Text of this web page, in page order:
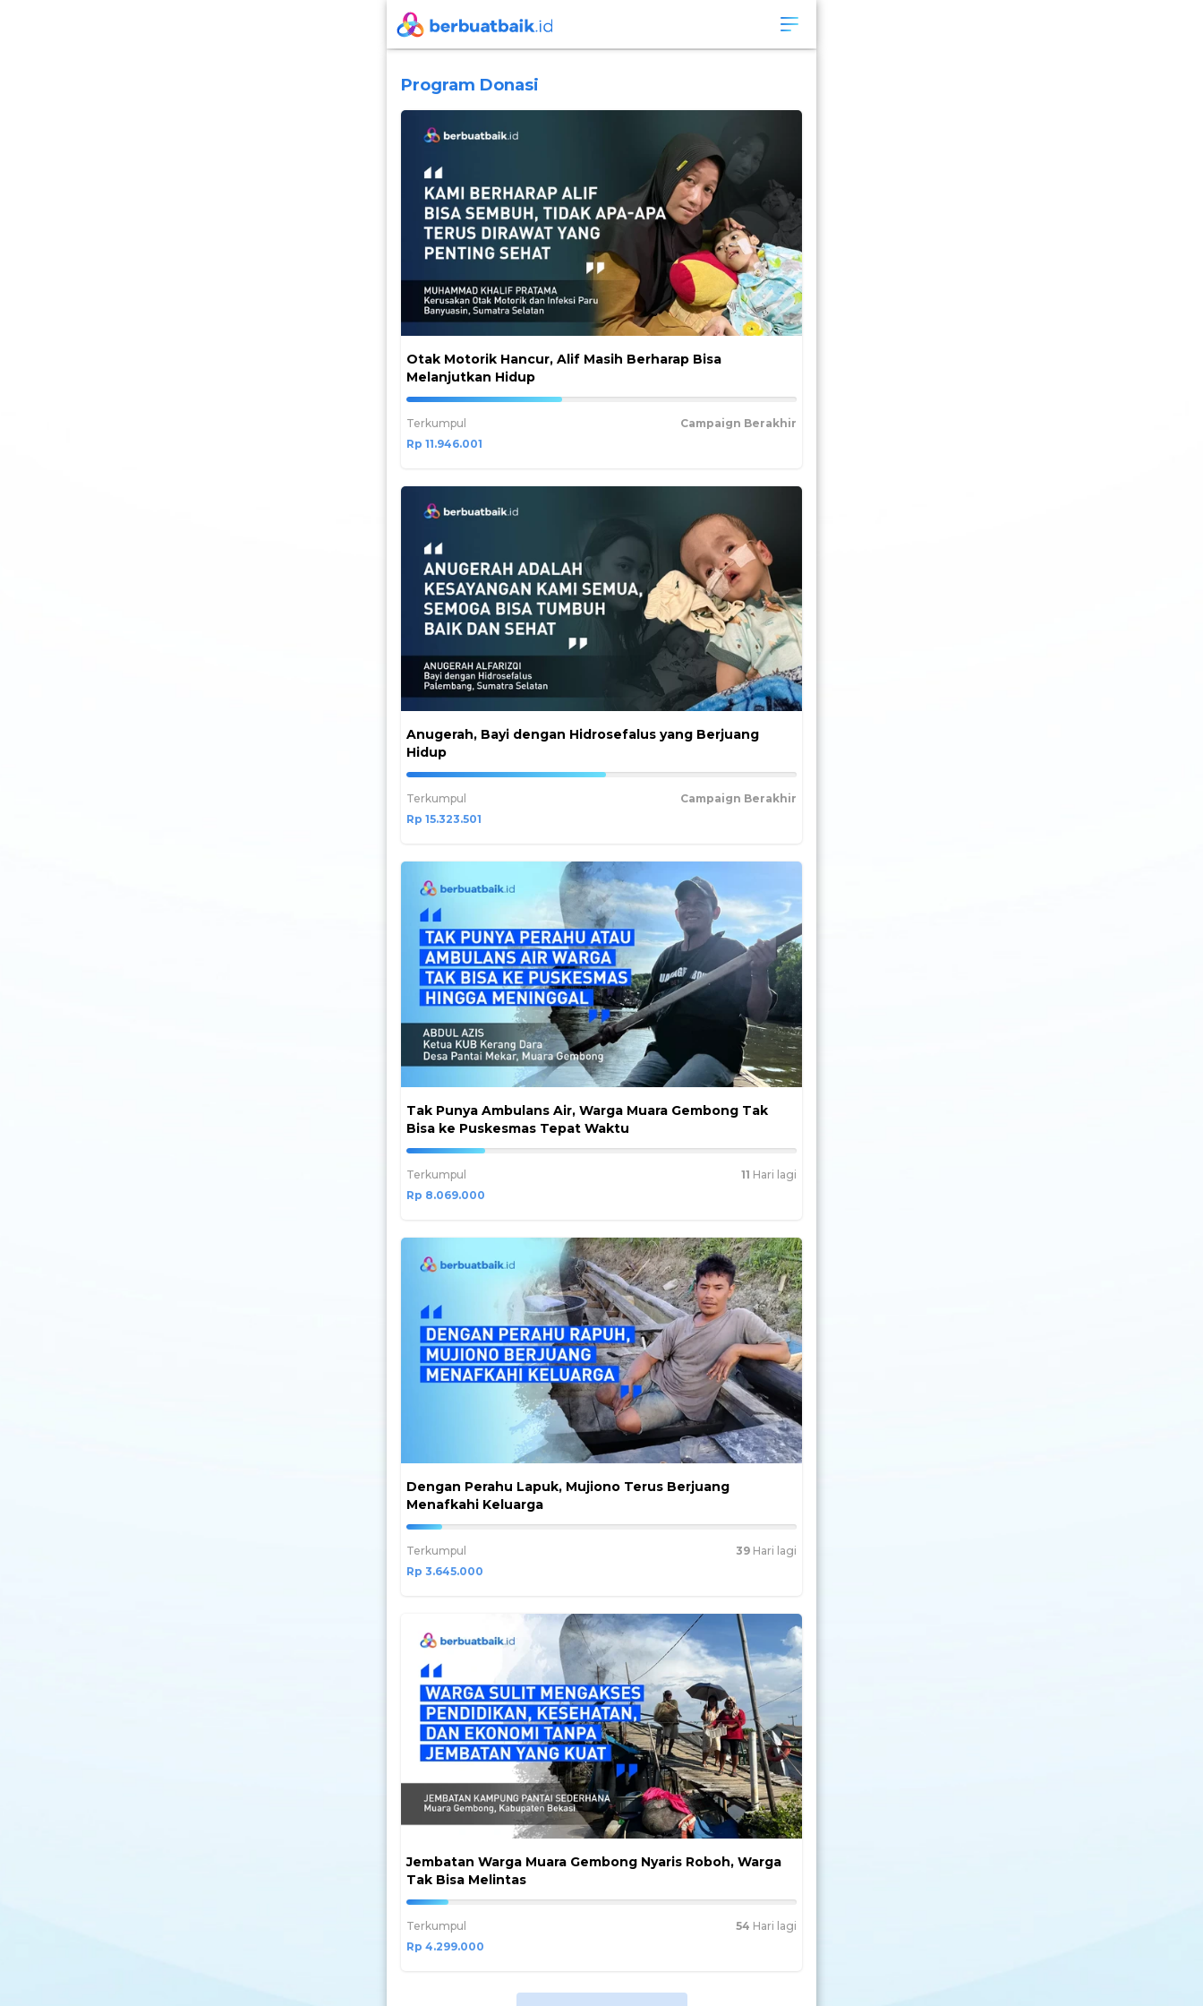
Program Donasi
Otak Motorik Hancur, Alif Masih Berharap Bisa
Melanjutkan Hidup
39.820003333333%
Terkumpul
Campaign Berakhir
Rp 11.946.001
Anugerah, Bayi dengan Hidrosefalus yang Berjuang
Hidup
51.078336666667%
Terkumpul
Campaign Berakhir
Rp 15.323.501
Tak Punya Ambulans Air, Warga Muara Gembong Tak
Bisa ke Puskesmas Tepat Waktu
20.1725%
Complete
Terkumpul 11 Hari lagi
Rp 8.069.000
Dengan Perahu Lapuk, Mujiono Terus Berjuang
Menafkahi Keluarga
9.1125%
Complete
Terkumpul 39 Hari lagi
Rp 3.645.000
Jembatan Warga Muara Gembong Nyaris Roboh, Warga
Tak Bisa Melintas
10.7475%
Complete
Terkumpul 54 Hari lagi
Rp 4.299.000